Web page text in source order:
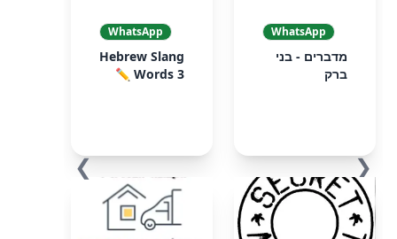
❮
WhatsApp
מדברים - בני
ברק
WhatsApp
Hebrew Slang
Words 3 ✏️
❯